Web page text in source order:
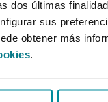
dos últimas
sus
obtener más
.